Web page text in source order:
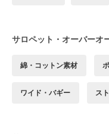
サロペット・オーバーオ
綿・コットン素材
ワイド・バギー ス